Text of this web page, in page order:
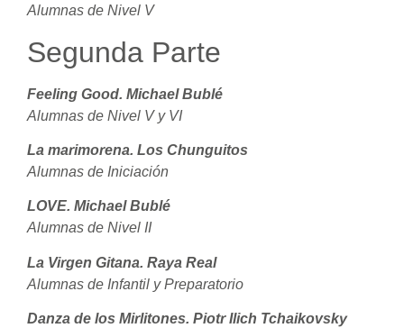
Alumnas de Nivel V
Segunda Parte
Feeling Good. Michael Bublé
Alumnas de Nivel V y VI
La marimorena. Los Chunguitos
Alumnas de Iniciación
LOVE. Michael Bublé
Alumnas de Nivel II
La Virgen Gitana. Raya Real
Alumnas de Infantil y Preparatorio
Danza de los Mirlitones. Piotr Ilich Tchaikovsky